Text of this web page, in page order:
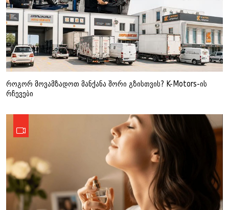
როგორ მოვამზადოთ მანქანა შორი გზისთვის? K-Motors-ის
რჩევები